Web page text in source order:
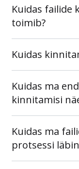
Kuidas failide
toimib?
Kuidas
Kuidas ma
kinnitamisi
Kuidas ma
protsessi